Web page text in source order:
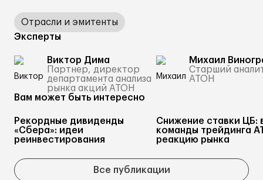
Отрасли и эмитенты
Эксперты
Виктор Дима
Партнер, директор
департамента анализа
рынка акций АТОН
Михаил
Старший
АТОН
Вам может быть интересно
Рекордные дивиденды
«Сбера»: идеи
реинвестирования
Снижение ставки ЦБ:
команды трейдинга
реакцию рынка
Все публикации